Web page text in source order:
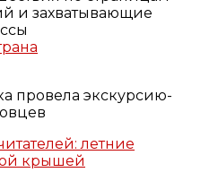
и захватывающие
провела экскурсию-
летние
крышей